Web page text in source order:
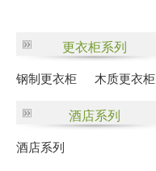
更衣柜系列
钢制更衣柜 木质更衣柜
酒店系列
酒店系列